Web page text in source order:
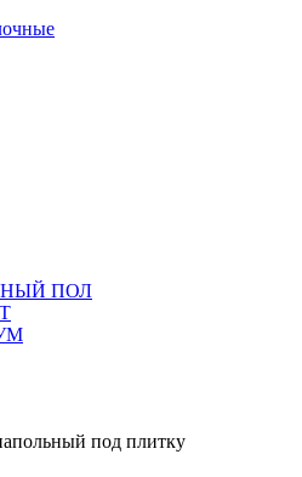
ПОЛ
под плитку